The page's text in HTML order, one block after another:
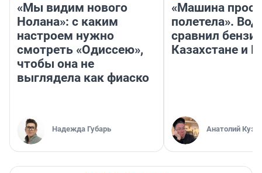
«Мы видим нового
Нолана»: с каким
настроем нужно
смотреть «Одиссею»,
чтобы она не
выглядела как фиаско
Надежда Губарь
«Машина
полетела».
сравнил
Казахстане и
Анатолий